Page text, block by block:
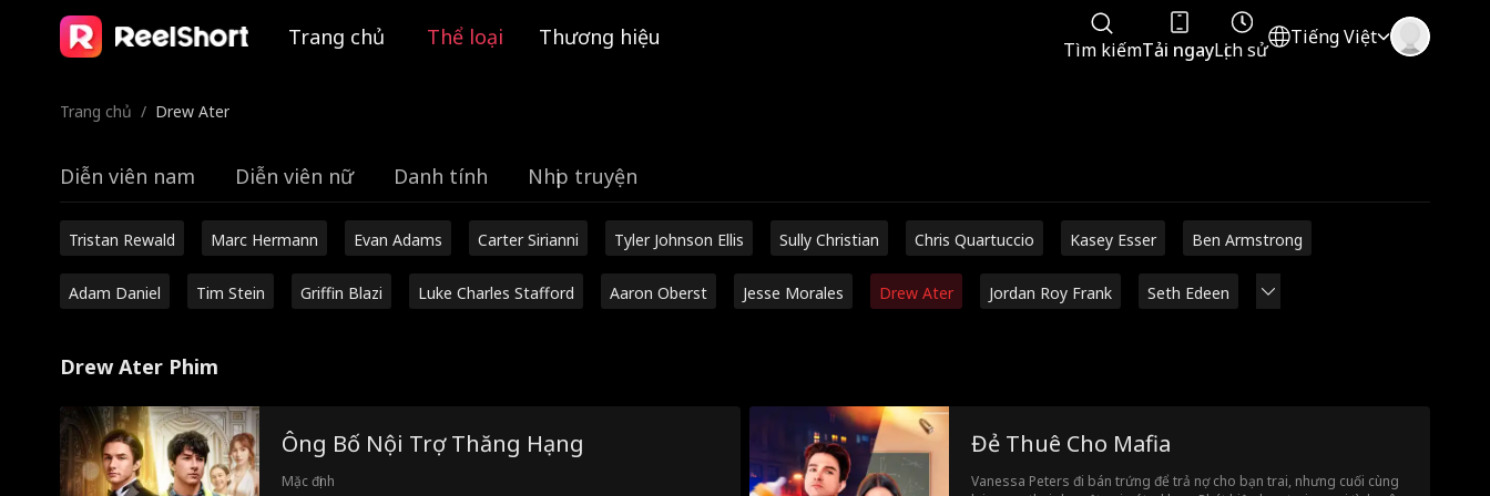
Trang chủ Thể loại Thương hiệu Tìm kiếmTải ngayLịch sử
Tiếng Việt
Trang chủ / Drew Ater
Diễn viên nam Diễn viên nữ Danh tính Nhịp truyện
Tristan Rewald Marc Hermann Evan Adams Carter Sirianni Tyler Johnson Ellis Sully Christian Chris Quartuccio Kasey Esser Ben Armstrong
Adam Daniel Tim Stein Griffin Blazi Luke Charles Stafford Aaron Oberst Jesse Morales Drew Ater Jordan Roy Frank Seth Edeen
Drew Ater Phim
Ông Bố Nội Trợ Thăng Hạng
Mặc định
Đẻ Thuê Cho Mafia
Vanessa Peters đi bán trứng để trả nợ cho bạn trai, nhưng cuối cùng